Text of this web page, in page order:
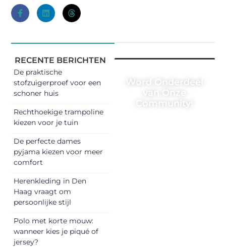
RECENTE BERICHTEN
De praktische
stofzuigerproef voor een
schoner huis
Rechthoekige trampoline
kiezen voor je tuin
De perfecte dames
pyjama kiezen voor meer
comfort
Herenkleding in Den
Haag vraagt om
persoonlijke stijl
Polo met korte mouw:
wanneer kies je piqué of
jersey?
Word Onderdeel
van Onze
Community!